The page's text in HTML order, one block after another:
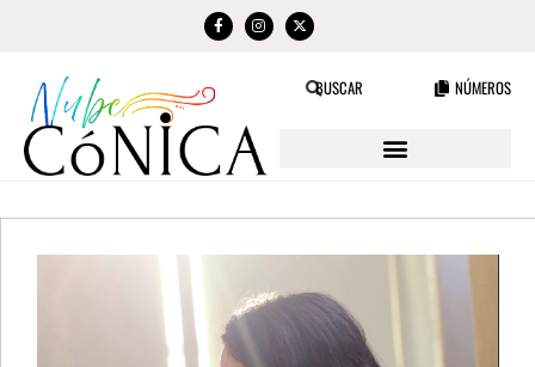
BUSCAR NÚMEROS